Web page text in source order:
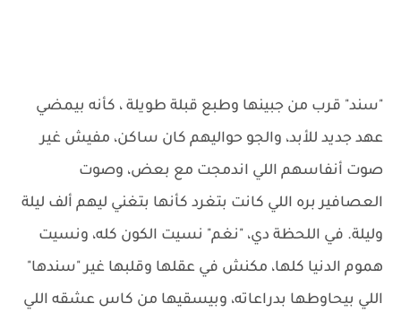
"سند" قرب من جبينها وطبع قبلة طويلة ، كأنه بيمضي
عهد جديد للأبد، والجو حواليهم كان ساكن، مفيش غير
صوت أنفاسهم اللي اندمجت مع بعض، وصوت
العصافير بره اللي كانت بتغرد كأنها بتغني ليهم ألف ليلة
وليلة. في اللحظة دي، "نغم" نسيت الكون كله، ونسيت
هموم الدنيا كلها، مكنش في عقلها وقلبها غير "سندها"
اللي بيحاوطها بدراعاته، وبيسقيها من كاس عشقه اللي